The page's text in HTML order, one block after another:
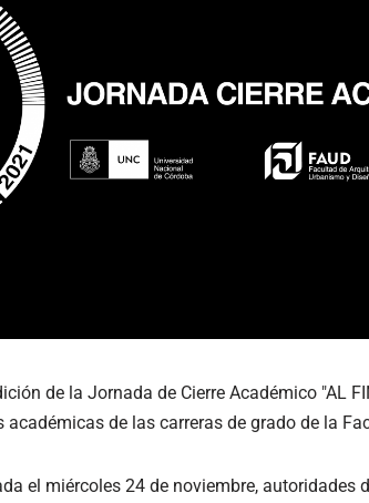
de la Jornada de Cierre Académico "AL
de las carreras de grado de la
el miércoles 24 de noviembre, autoridades